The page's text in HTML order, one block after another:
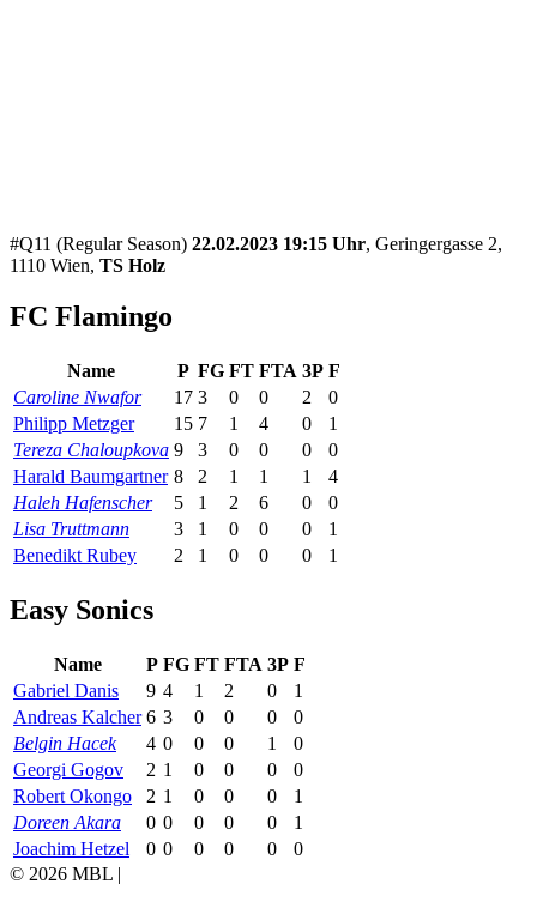
#Q11 (Regular Season) 22.02.2023 19:15 Uhr, Geringergasse 2,
1110 Wien, TS Holz
FC Flamingo
Name P FG FT FTA 3P F
Caroline Nwafor
17 3 0 0 2
0
Philipp Metzger
15 7 1 4 0
1
Tereza Chaloupkova 9 3 0 0 0
0
Harald Baumgartner 8 2 1 1 1
4
Haleh Hafenscher
5 1 2 6 0
0
Lisa Truttmann
3 1 0 0 0
1
Benedikt Rubey
2 1 0 0 0 1
Easy Sonics
Name P FG FT FTA 3P F
Gabriel Danis
9 4 1 2 0
1
Andreas Kalcher 6 3 0 0 0
0
Belgin Hacek
4 0 0 0 1
0
Georgi Gogov
2 1 0 0 0
0
Robert Okongo
2 1 0 0 0
1
Doreen Akara
0 0 0 0 0
1
Joachim Hetzel
0 0 0 0 0
0
© 2026 MBL |